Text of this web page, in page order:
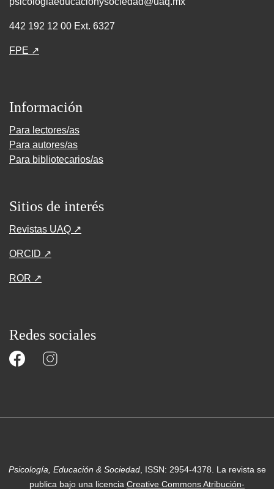
442 192 12 00 Ext. 6327
FPE ↗
Información
Para lectores/as
Para autores/as
Para bibliotecarios/as
Sitios de interés
Revistas UAQ ↗
ORCID ↗
ROR ↗
Redes sociales
Psicología, Educación & Sociedad, ISSN: 2954-4378. La revista se
publica bajo una licencia Creative Commons Atribución-